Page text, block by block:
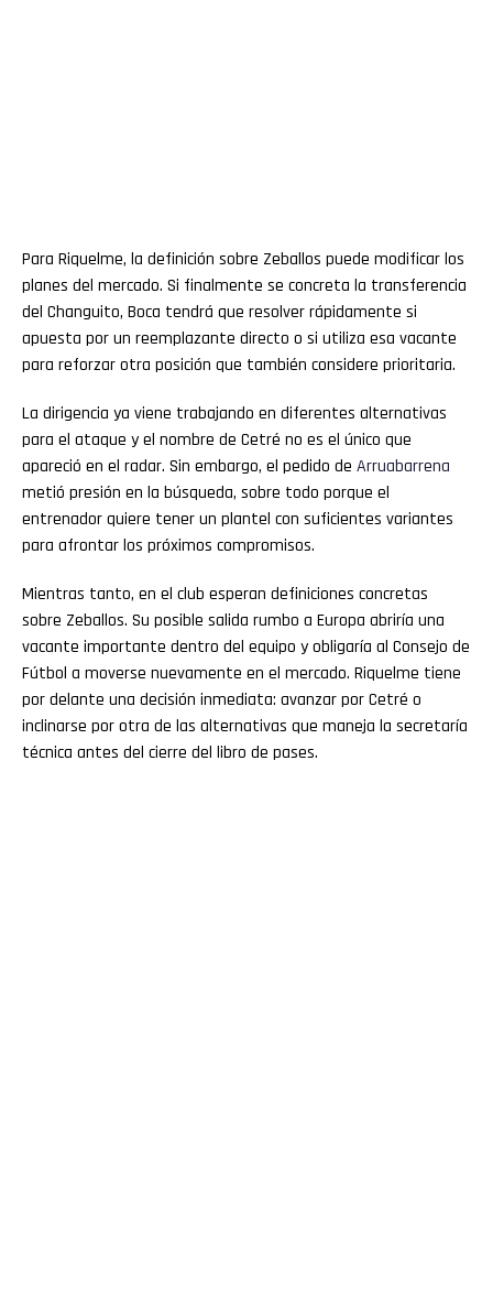
Para Riquelme, la definición sobre Zeballos puede modificar los
planes del mercado. Si finalmente se concreta la transferencia
del Changuito, Boca tendrá que resolver rápidamente si
apuesta por un reemplazante directo o si utiliza esa vacante
para reforzar otra posición que también considere prioritaria.
La dirigencia ya viene trabajando en diferentes alternativas
para el ataque y el nombre de Cetré no es el único que
apareció en el radar. Sin embargo, el pedido de Arruabarrena
metió presión en la búsqueda, sobre todo porque el
entrenador quiere tener un plantel con suficientes variantes
para afrontar los próximos compromisos.
Mientras tanto, en el club esperan definiciones concretas
sobre Zeballos. Su posible salida rumbo a Europa abriría una
vacante importante dentro del equipo y obligaría al Consejo de
Fútbol a moverse nuevamente en el mercado. Riquelme tiene
por delante una decisión inmediata: avanzar por Cetré o
inclinarse por otra de las alternativas que maneja la secretaría
técnica antes del cierre del libro de pases.